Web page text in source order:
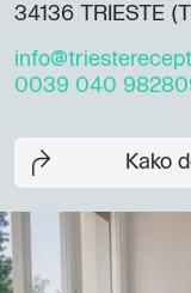
34136 TRIESTE
0039 040
Kako